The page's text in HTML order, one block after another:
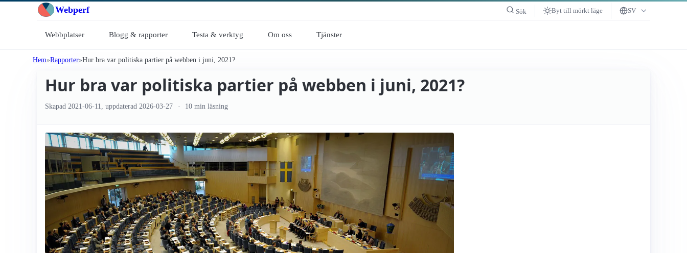
Webperf Sök Byt till mörkt läge SV
Webbplatser Blogg & rapporter Testa & verktyg Om oss Tjänster
Hem Rapporter Hur bra var politiska partier på webben i juni, 2021?
Hur bra var politiska partier på webben i juni, 2021?
Skapad 2021-06-11 , uppdaterad 2026-03-27 10 min läsning